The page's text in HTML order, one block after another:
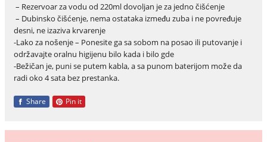
– Rezervoar za vodu od 220ml dovoljan je za jedno čišćenje
– Dubinsko čišćenje, nema ostataka između zuba i ne povređuje
desni, ne izaziva krvarenje
-Lako za nošenje – Ponesite ga sa sobom na posao ili putovanje i
održavajte oralnu higijenu bilo kada i bilo gde
-Bežičan je, puni se putem kabla, a sa punom baterijom može da
radi oko 4 sata bez prestanka.
Share Pin it